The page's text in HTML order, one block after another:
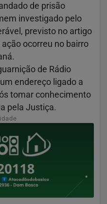
de prisão
investigado pelo
previsto no artigo
ocorreu no bairro
de Rádio
endereço ligado a
tomar conhecimento
pela Justiça.